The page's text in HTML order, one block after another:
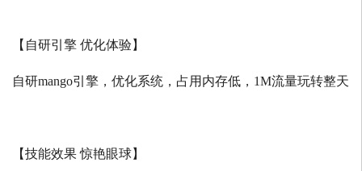
【自研引擎 优化体验】
自研mango引擎，优化系统，占用内存低， 1M流量玩转整天
【技能效果 惊艳眼球】